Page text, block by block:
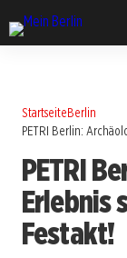
StartseiteBerlin
PETRI Berlin:
PETRI
Erlebnis
Festakt!